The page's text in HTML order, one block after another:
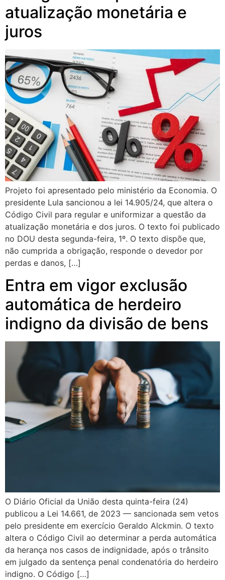
atualização monetária e
juros
Projeto foi apresentado pelo ministério da Economia. O
presidente Lula sancionou a lei 14.905/24, que altera o
Código Civil para regular e uniformizar a questão da
atualização monetária e dos juros. O texto foi publicado
no DOU desta segunda-feira, 1º. O texto dispõe que,
não cumprida a obrigação, responde o devedor por
perdas e danos, […]
Entra em vigor exclusão
automática de herdeiro
indigno da divisão de bens
O Diário Oficial da União desta quinta-feira (24)
publicou a Lei 14.661, de 2023 — sancionada sem vetos
pelo presidente em exercício Geraldo Alckmin. O texto
altera o Código Civil ao determinar a perda automática
da herança nos casos de indignidade, após o trânsito
em julgado da sentença penal condenatória do herdeiro
indigno. O Código […]